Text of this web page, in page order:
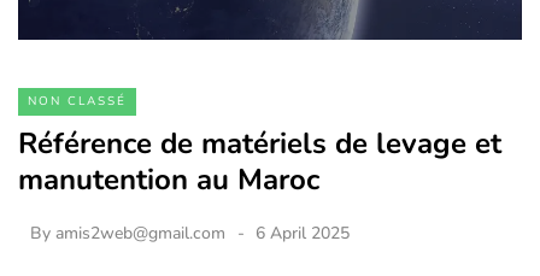
NON CLASSÉ
Référence de matériels de levage et
manutention au Maroc
By amis2web@gmail.com 6 April 2025